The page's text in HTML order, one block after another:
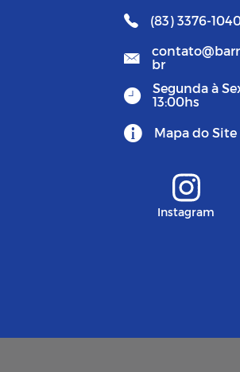
(83) 3376-
br
Segunda à
13:00hs
Mapa do Site
Instagram